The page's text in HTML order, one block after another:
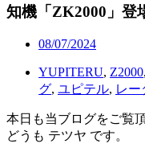
知機「ZK2000」登
08/07/2024
YUPITERU, Z2000,
グ, ユピテル, レー
本日も当ブログをご覧
どうも テツヤ です。